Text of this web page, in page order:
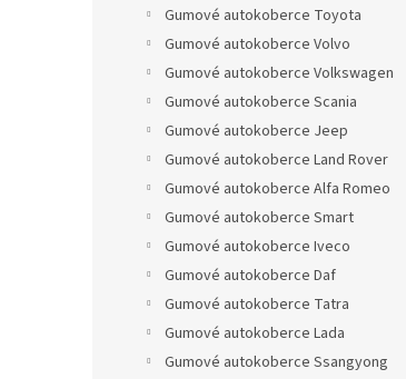
Gumové autokoberce Toyota
Gumové autokoberce Volvo
Gumové autokoberce Volkswagen
Gumové autokoberce Scania
Gumové autokoberce Jeep
Gumové autokoberce Land Rover
Gumové autokoberce Alfa Romeo
Gumové autokoberce Smart
Gumové autokoberce Iveco
Gumové autokoberce Daf
Gumové autokoberce Tatra
Gumové autokoberce Lada
Gumové autokoberce Ssangyong